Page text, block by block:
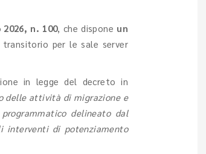
n. 100, che dispone un
per le sale server
in legge del decreto in
delle attività di migrazione e
delineato dal
interventi di potenziamento